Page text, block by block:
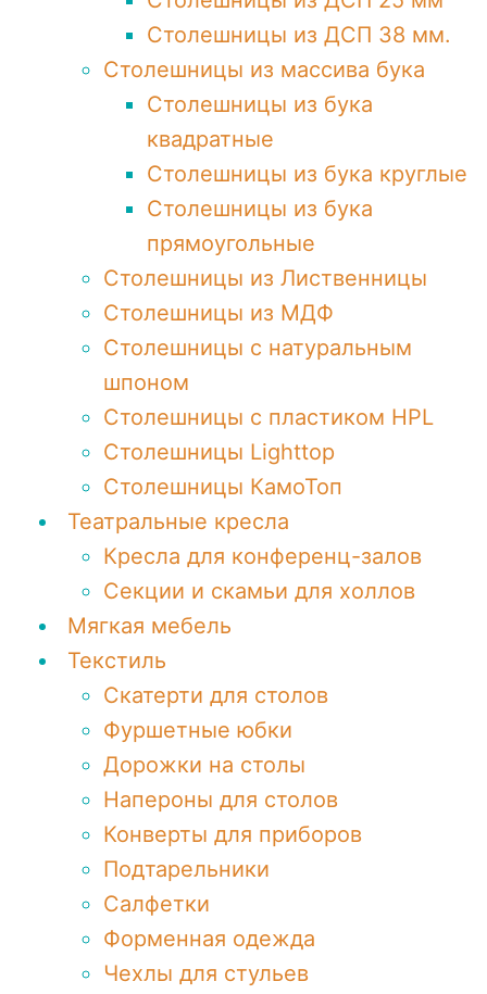
Столешницы из ДСП 38 мм.
Столешницы из массива бука
Столешницы из бука
квадратные
Столешницы из бука круглые
Столешницы из бука
прямоугольные
Столешницы из Лиственницы
Столешницы из МДФ
Столешницы с натуральным
шпоном
Столешницы c пластиком HPL
Столешницы Lighttop
Столешницы КамоТоп
Театральные кресла
Кресла для конференц-залов
Секции и скамьи для холлов
Мягкая мебель
Текстиль
Скатерти для столов
Фуршетные юбки
Дорожки на столы
Напероны для столов
Конверты для приборов
Подтарельники
Салфетки
Форменная одежда
Чехлы для стульев